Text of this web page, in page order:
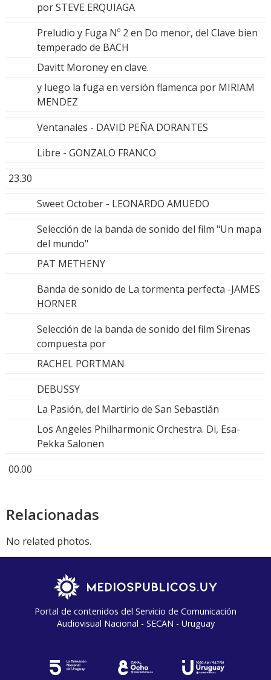
por STEVE ERQUIAGA
Preludio y Fuga Nº 2 en Do menor, del Clave bien
temperado de BACH
Davitt Moroney en clave.
y luego la fuga en versión flamenca por MIRIAM
MENDEZ
Ventanales - DAVID PEÑA DORANTES
Libre - GONZALO FRANCO
23.30
Sweet October - LEONARDO AMUEDO
Selección de la banda de sonido del film "Un mapa
del mundo"
PAT METHENY
Banda de sonido de La tormenta perfecta -JAMES
HORNER
Selección de la banda de sonido del film Sirenas
compuesta por
RACHEL PORTMAN
DEBUSSY
La Pasión, del Martirio de San Sebastián
Los Angeles Philharmonic Orchestra. Di, Esa-
Pekka Salonen
00.00
Relacionadas
No related photos.
Portal de contenidos del Servicio de Comunicación
Audiovisual Nacional - SECAN - Uruguay